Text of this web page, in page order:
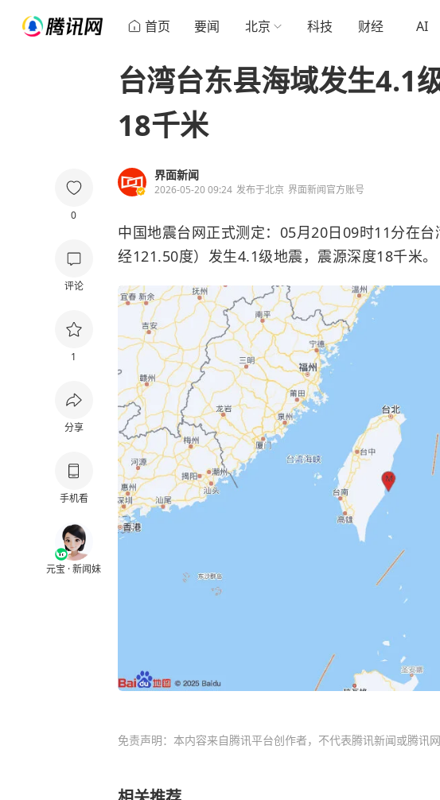
首页 要闻 北京 科技 财经 AI
0
评论
1
分享
手机看
元宝 · 新闻妹
台湾台东县海域发生4.1
18千米
界面新闻
2026-05-20 09:24 发布于北京 界面新闻官方账号
中国地震台网正式测定：05月20日09时11分在
经121.50度）发生4.1级地震，震源深度18千米。
免责声明：本内容来自腾讯平台创作者，不代表腾讯新闻或腾讯网